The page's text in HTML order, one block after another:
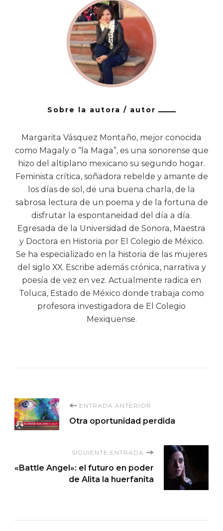
Sobre la autora / autor
Margarita Vásquez Montaño, mejor conocida
como Magaly o “la Maga”, es una sonorense que
hizo del altiplano mexicano su segundo hogar.
Feminista crítica, soñadora rebelde y amante de
los días de sol, de una buena charla, de la
sabrosa lectura de un poema y de la fortuna de
disfrutar la espontaneidad del día a día.
Egresada de la Universidad de Sonora, Maestra
y Doctora en Historia por El Colegio de México.
Se ha especializado en la historia de las mujeres
del siglo XX. Escribe además crónica, narrativa y
poesía de vez en vez. Actualmente radica en
Toluca, Estado de México donde trabaja como
profesora investigadora de El Colegio
Mexiquense.
Navegación
de
entradas
ENTRADA ANTERIOR
Otra oportunidad perdida
SIGUIENTE ENTRADA
«Battle Angel»: el futuro en poder
de Alita la huerfanita